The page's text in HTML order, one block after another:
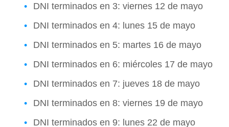
DNI terminados en 3: viernes 12 de mayo
DNI terminados en 4: lunes 15 de mayo
DNI terminados en 5: martes 16 de mayo
DNI terminados en 6: miércoles 17 de mayo
DNI terminados en 7: jueves 18 de mayo
DNI terminados en 8: viernes 19 de mayo
DNI terminados en 9: lunes 22 de mayo